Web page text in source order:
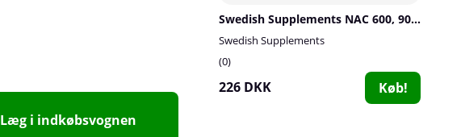
Læg i indkøbsvognen
Swedish Supplements NAC 600, 90 caps
Swedish Supplements
0
226 DKK Køb!